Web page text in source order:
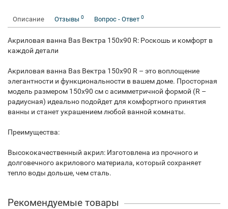
Описание Отзывы 0 Вопрос - Ответ 0
Акриловая ванна Bas Вектра 150x90 R: Роскошь и комфорт в
каждой детали
Акриловая ванна Bas Вектра 150x90 R – это воплощение
элегантности и функциональности в вашем доме. Просторная
модель размером 150x90 см с асимметричной формой (R –
радиусная) идеально подойдет для комфортного принятия
ванны и станет украшением любой ванной комнаты.
Преимущества:
Высококачественный акрил: Изготовлена из прочного и
долговечного акрилового материала, который сохраняет
тепло воды дольше, чем сталь.
Рекомендуемые товары